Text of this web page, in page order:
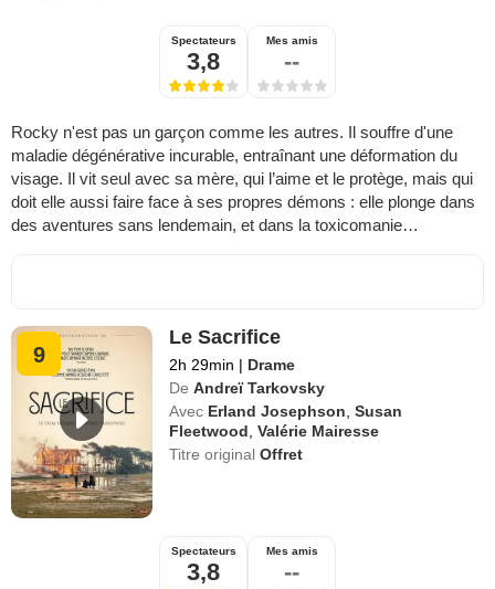
Spectateurs
3,8
Mes amis
--
Rocky n'est pas un garçon comme les autres. Il souffre d'une
maladie dégénérative incurable, entraînant une déformation du
visage. Il vit seul avec sa mère, qui l’aime et le protège, mais qui
doit elle aussi faire face à ses propres démons : elle plonge dans
des aventures sans lendemain, et dans la toxicomanie…
9
Le Sacrifice
2h 29min | Drame
De Andreï Tarkovsky
Avec Erland Josephson,Susan
Fleetwood,Valérie Mairesse
Titre originalOffret
Spectateurs
3,8
Mes amis
--